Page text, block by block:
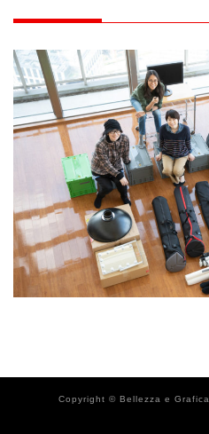
Copyright © Bellezza e Grafica